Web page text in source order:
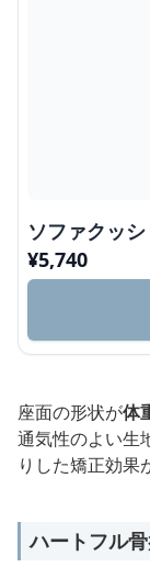
ソファクッ
¥5,740
座面の形状が体
通気性のよい生
りした矯正効果
ハートフル